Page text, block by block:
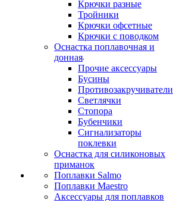
Крючки разные
Тройники
Крючки офсетные
Крючки с поводком
Оснастка поплавочная и
донная
Прочие аксессуары
Бусины
Противозакручиватели
Светлячки
Стопора
Бубенчики
Сигнализаторы
поклевки
Оснастка для силиконовых
приманок
Поплавки Salmo
Поплавки Maestro
Аксессуары для поплавков